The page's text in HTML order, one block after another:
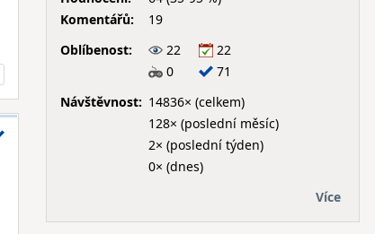
Komentářů:
19
Oblíbenost:
22
22
0
71
Návštěvnost: 14836× (celkem)
128× (poslední měsíc)
2× (poslední týden)
0× (dnes)
Více